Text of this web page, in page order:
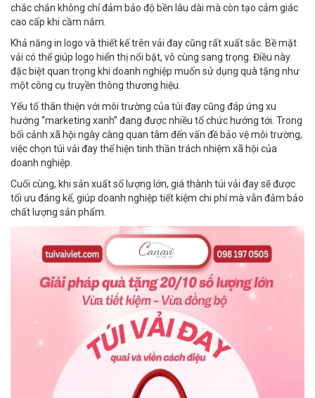
chắc chắn không chỉ đảm bảo độ bền lâu dài mà còn tạo cảm giác
cao cấp khi cầm nắm.
Khả năng in logo và thiết kế trên vải đay cũng rất xuất sắc. Bề mặt
vải có thể giúp logo hiển thị nổi bật, vô cùng sang trọng. Điều này
đặc biệt quan trọng khi doanh nghiệp muốn sử dụng quà tặng như
một công cụ truyền thông thương hiệu.
Yếu tố thân thiện với môi trường của túi đay cũng đáp ứng xu
hướng “marketing xanh” đang được nhiều tổ chức hướng tới. Trong
bối cảnh xã hội ngày càng quan tâm đến vấn đề bảo vệ môi trường,
việc chọn túi vải đay thể hiện tinh thần trách nhiệm xã hội của
doanh nghiệp.
Cuối cùng, khi sản xuất số lượng lớn, giá thành túi vải đay sẽ được
tối ưu đáng kể, giúp doanh nghiệp tiết kiệm chi phí mà vẫn đảm bảo
chất lượng sản phẩm.